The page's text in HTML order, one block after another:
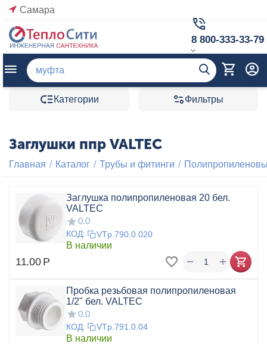
Самара
8 800-333-33-79
Категории Фильтры
Заглушки ппр VALTEC
Главная / Каталог / Трубы и фитинги /
Заглушка полипропиленовая 20 бел.
VALTEC
0.0
КОД: VTp.790.0.020
В наличии
11.00 Р +
−
Пробка резьбовая полипропиленовая
1/2" бел. VALTEC
0.0
КОД: VTp.791.0.04
В наличии